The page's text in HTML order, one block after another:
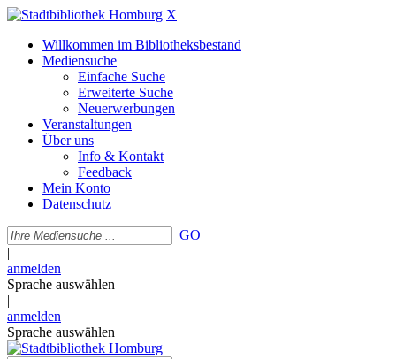
X
Willkommen im Bibliotheksbestand
Mediensuche
Einfache Suche
Erweiterte Suche
Neuerwerbungen
Veranstaltungen
Über uns
Info & Kontakt
Feedback
Mein Konto
Datenschutz
GO
|
anmelden
Sprache auswählen
|
anmelden
Sprache auswählen